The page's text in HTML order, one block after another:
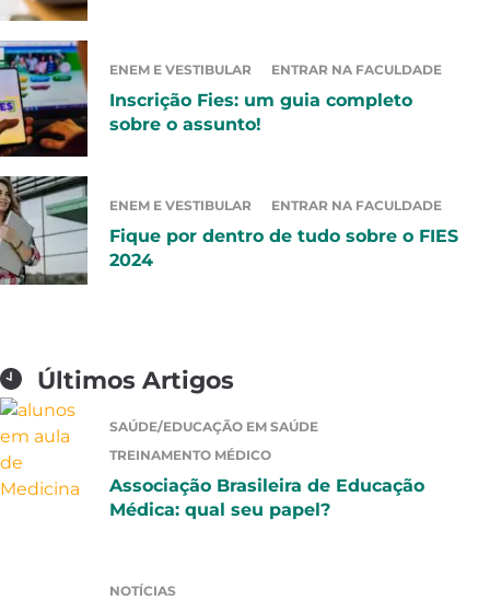
ENEM E VESTIBULAR ENTRAR NA FACULDADE
Inscrição Fies: um guia completo
sobre o assunto!
ENEM E VESTIBULAR ENTRAR NA FACULDADE
Fique por dentro de tudo sobre o FIES
2024
Últimos Artigos
SAÚDE/EDUCAÇÃO EM SAÚDE
TREINAMENTO MÉDICO
Associação Brasileira de Educação
Médica: qual seu papel?
NOTÍCIAS